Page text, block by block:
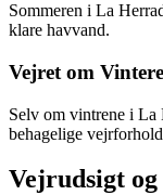
Sommeren i La
klare havvand.
Vejret om
Selv om vintrene i La
behagelige
Vejrudsigt